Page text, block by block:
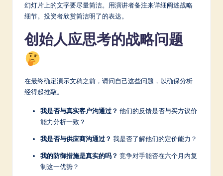
幻灯片上的文字要尽量简洁。用演讲者备注来详细阐述战略
细节。投资者欣赏简洁明了的表达。
创始人应思考的战略问题
在最终确定演示文稿之前，请问自己这些问题，以确保分析
经得起推敲。
我是否与真实客户沟通过？ 他们的反馈是否与买方议价
能力分析一致？
我是否与供应商沟通过？ 我是否了解他们的定价能力？
我的防御措施是真实的吗？ 竞争对手能否在六个月内复
制这一优势？